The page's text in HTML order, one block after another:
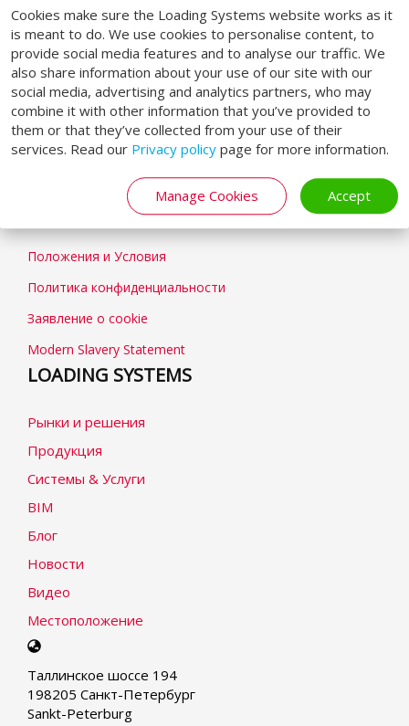
Cookies make sure the Loading Systems website works as it
is meant to do. We use cookies to personalise content, to
provide social media features and to analyse our traffic. We
also share information about your use of our site with our
social media, advertising and analytics partners, who may
combine it with other information that you’ve provided to
them or that they’ve collected from your use of their
services. Read our Privacy policy page for more information.
Manage Cookies Accept
СОЦИАЛЬНЫЕ МЕДИА
Положения и Условия
Политика конфиденциальности
Заявление о cookie
Modern Slavery Statement
LOADING SYSTEMS
Рынки и решения
Продукция
Системы & Услуги
BIM
Блог
Новости
Видео
Местоположение
Select
language
Таллинское шоссе 194
198205 Санкт-Петербург
Sankt-Peterburg